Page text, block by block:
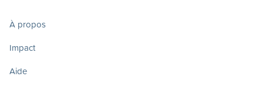
À propos
Impact
Aide